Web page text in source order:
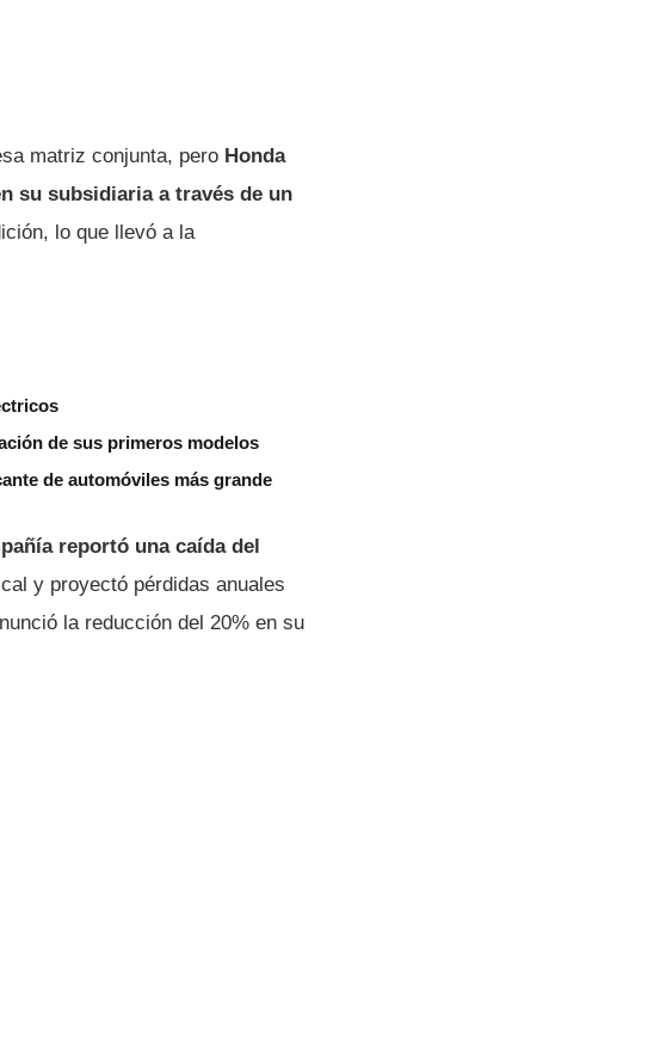
matriz conjunta, pero Honda
su subsidiaria a través de un
lo que llevó a la
de sus primeros modelos
de automóviles más grande
reportó una caída del
y proyectó pérdidas anuales
la reducción del 20% en su